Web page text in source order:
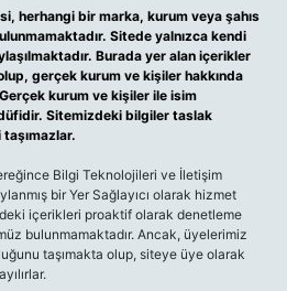
herhangi bir marka, kurum veya şahıs
Sitede yalnızca kendi
Burada yer alan içerikler
gerçek kurum ve kişiler hakkında
kurum ve kişiler ile isim
Sitemizdeki bilgiler taslak
Bilgi Teknolojileri ve İletişim
bir Yer Sağlayıcı olarak hizmet
içerikleri proaktif olarak denetleme
bulunmamaktadır. Ancak, üyelerimiz
taşımakta olup, siteye üye olarak